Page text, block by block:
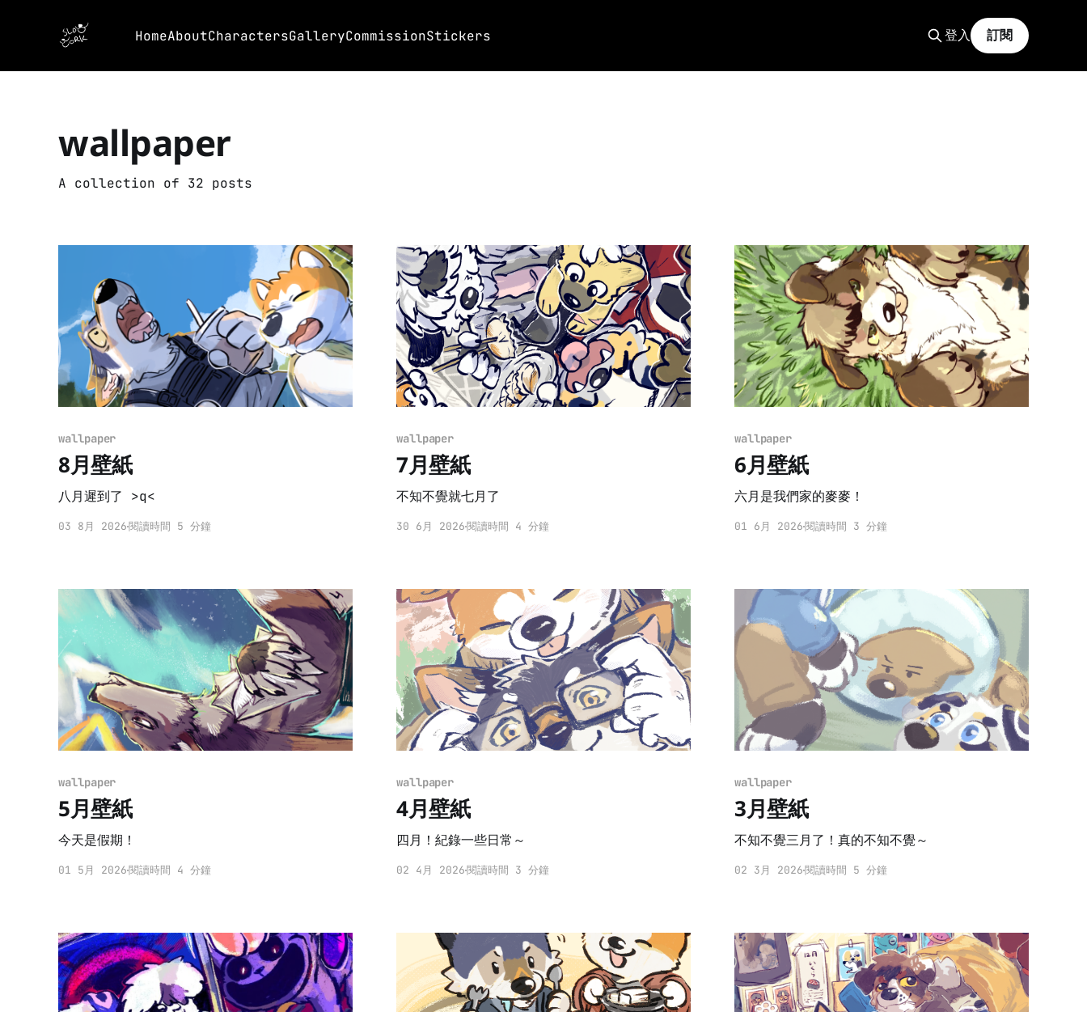
HomeAboutCharactersGalleryCommissionStickers 登入 訂閱
wallpaper
A collection of 32 posts
wallpaper
8月壁紙
八月遲到了 >q<
03 8月 2026閱讀時間 5 分鐘
wallpaper
7月壁紙
不知不覺就七月了
30 6月 2026閱讀時間 4 分鐘
wallpaper
6月壁紙
六月是我們家的麥麥！
01 6月 2026閱讀時間 3 分鐘
wallpaper
5月壁紙
今天是假期！
01 5月 2026閱讀時間 4 分鐘
wallpaper
4月壁紙
四月！紀錄一些日常～
02 4月 2026閱讀時間 3 分鐘
wallpaper
3月壁紙
不知不覺三月了！真的不知不覺～
02 3月 2026閱讀時間 5 分鐘